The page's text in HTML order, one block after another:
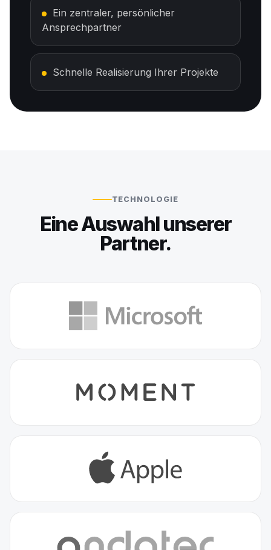
Ein zentraler, persönlicher
Ansprechpartner
Schnelle Realisierung Ihrer Projekte
TECHNOLOGIE
Eine Auswahl unserer
Partner.